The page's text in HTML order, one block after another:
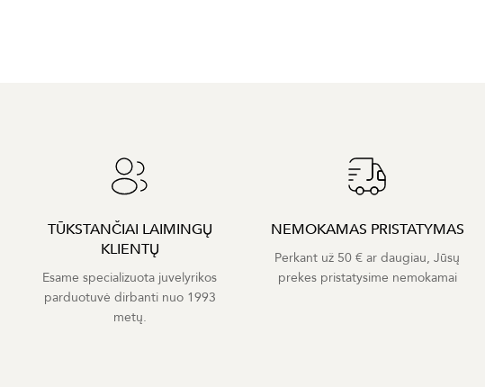
TŪKSTANČIAI LAIMINGŲ
KLIENTŲ
Esame specializuota juvelyrikos
parduotuvė dirbanti nuo 1993
metų.
NEMOKAMAS PRISTATYMAS
Perkant už 50 € ar daugiau, Jūsų
prekes pristatysime nemokamai